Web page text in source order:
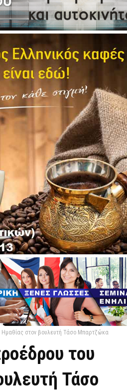
Ημαθίας στον βουλευτή Τάσο Μπαρτζώκα
του
Τάσο